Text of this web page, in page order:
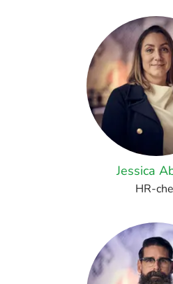
Jessica
HR-